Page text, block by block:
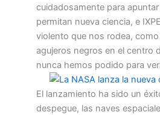
cuidadosamente para
permitan nueva ciencia, e
violento que nos rodea,
agujeros negros en el centro
nunca hemos podido para
El lanzamiento ha sido un
despegue, las naves